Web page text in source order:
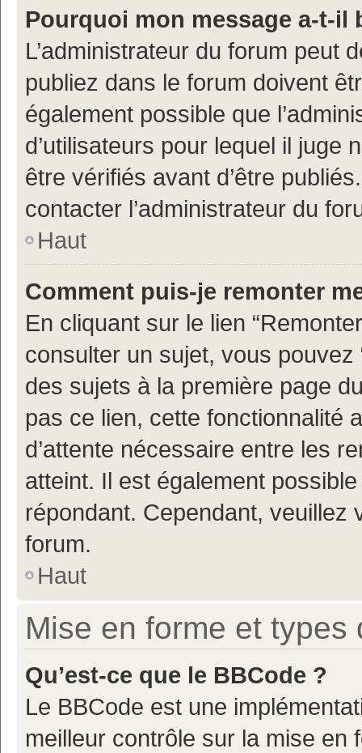
Pourquoi mon message a-t-il
L’administrateur du forum peut
publiez dans le forum doivent
également possible que
d’utilisateurs pour lequel il juge
être vérifiés avant d’être
contacter l’administrateur du
Haut
Comment puis-je remonter
En cliquant sur le lien
consulter un sujet, vous pouvez
des sujets à la première page
pas ce lien, cette fonctionnalité
d’attente nécessaire entre les
atteint. Il est également
répondant. Cependant,
forum.
Haut
Mise en forme et types
Qu’est-ce que le BBCode ?
Le BBCode est une
meilleur contrôle sur la mise en